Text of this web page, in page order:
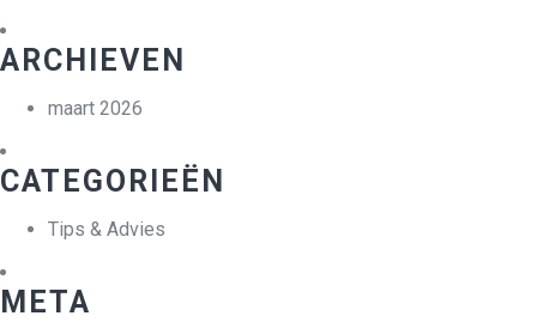
ARCHIEVEN
maart 2026
CATEGORIEËN
Tips & Advies
META